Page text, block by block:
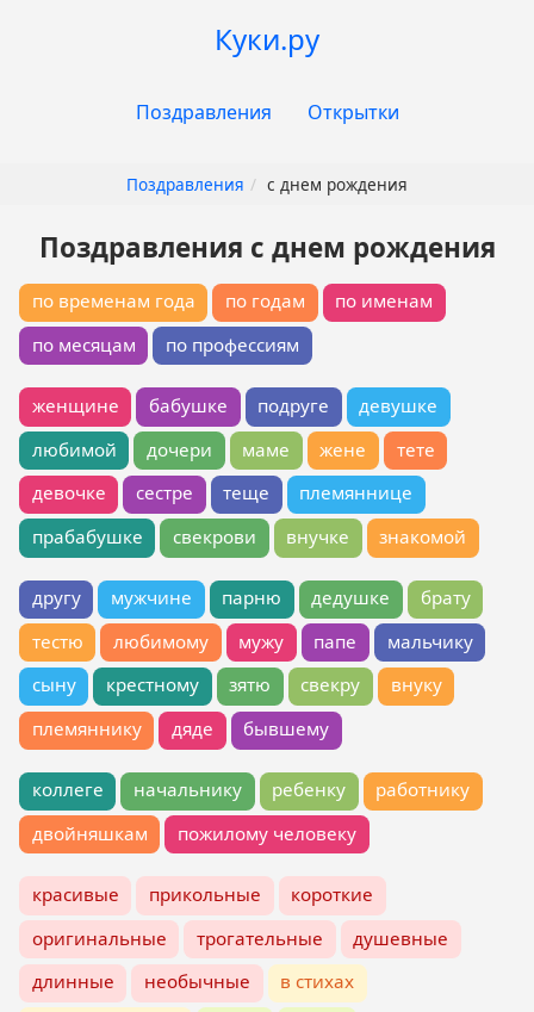
Куки.ру
ОсновнаяПоздравления Открытки
Поздравления с днем рождения
Поздравления с днем рождения
по временам года по годам
по именам
по месяцам
по профессиям
женщине бабушке подруге
девушке
любимой
дочери маме жене
тете
девочке
сестре теще
племяннице
прабабушке
свекрови внучке знакомой
другу мужчине парню дедушке
брату
тестю
любимому мужу папе
мальчику
сыну
крестному зятю свекру
внуку
племяннику
дяде бывшему
коллеге начальнику ребенку
работнику
двойняшкам
пожилому человеку
красивые прикольные
короткие
оригинальные
трогательные
душевные
длинные
необычные
в стихах